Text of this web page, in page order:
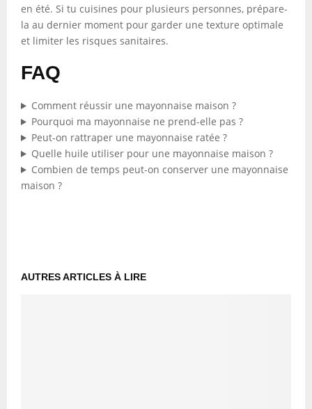
en été. Si tu cuisines pour plusieurs personnes, prépare-
la au dernier moment pour garder une texture optimale
et limiter les risques sanitaires.
FAQ
Comment réussir une mayonnaise maison ?
Pourquoi ma mayonnaise ne prend-elle pas ?
Peut-on rattraper une mayonnaise ratée ?
Quelle huile utiliser pour une mayonnaise maison ?
Combien de temps peut-on conserver une mayonnaise
maison ?
AUTRES ARTICLES À LIRE